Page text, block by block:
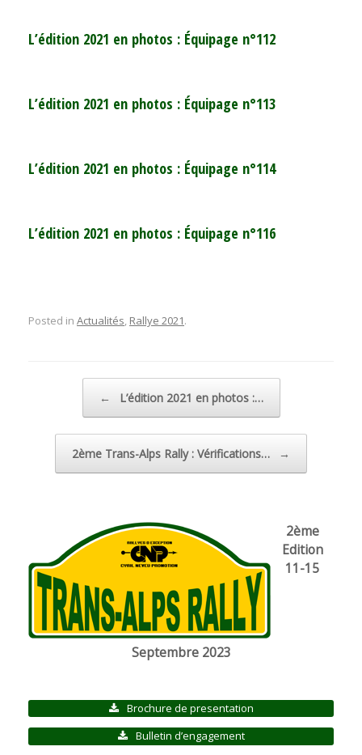
L’édition 2021 en photos : Équipage n°112
L’édition 2021 en photos : Équipage n°113
L’édition 2021 en photos : Équipage n°114
L’édition 2021 en photos : Équipage n°116
Posted in Actualités, Rallye 2021.
← L’édition 2021 en photos :…
2ème Trans-Alps Rally : Vérifications… →
2ème
Edition
11-15
Septembre 2023
Brochure de presentation
Bulletin d’engagement